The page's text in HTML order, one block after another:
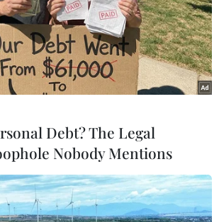
Debt? The Legal
Nobody Mentions